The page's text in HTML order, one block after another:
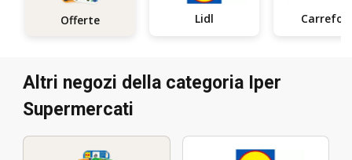
Offerte Lidl
Altri negozi della categoria Iper
Supermercati